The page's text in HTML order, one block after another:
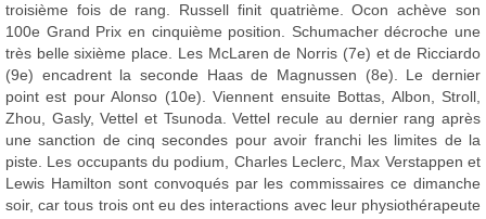
troisième fois de rang. Russell finit quatrième. Ocon achève son
100e Grand Prix en cinquième position. Schumacher décroche une
très belle sixième place. Les McLaren de Norris (7e) et de Ricciardo
(9e) encadrent la seconde Haas de Magnussen (8e). Le dernier
point est pour Alonso (10e). Viennent ensuite Bottas, Albon, Stroll,
Zhou, Gasly, Vettel et Tsunoda. Vettel recule au dernier rang après
une sanction de cinq secondes pour avoir franchi les limites de la
piste. Les occupants du podium, Charles Leclerc, Max Verstappen et
Lewis Hamilton sont convoqués par les commissaires ce dimanche
soir, car tous trois ont eu des interactions avec leur physiothérapeute